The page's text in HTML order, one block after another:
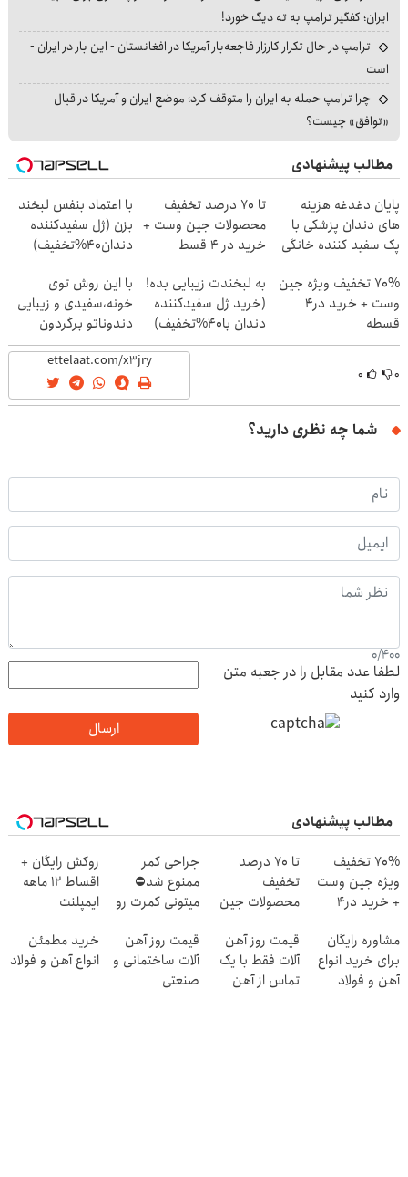
ایران؛ کفگیر ترامپ به ته دیگ خورد!
ترامپ در حال تکرار کارزار فاجعه‌بار آمریکا در افغانستان - این بار در ایران -
است
چرا ترامپ حمله به ایران را متوقف کرد؛ موضع ایران و آمریکا در قبال
«توافق» چیست؟
مطالب پیشنهادی
پایان دغدغه هزینه
های دندان پزشکی با
پک سفید کننده خانگی
تا 70 درصد تخفیف
محصولات جین وست +
خرید در 4 قسط
با اعتماد بنفس لبخند
بزن (ژل سفیدکننده
دندان40%تخفیف)
70% تخفیف ویژه جین
وست + خرید در4
قسطه
به لبخندت زیبایی بده!
(خرید ژل سفیدکننده
دندان با40%تخفیف)
با این روش توی
خونه،سفیدی و زیبایی
دندوناتو برگردون
(40%off)
۰ ۰
شما چه نظری دارید؟
0/400
لطفا عدد مقابل را در جعبه متن
وارد کنید
ارسال
مطالب پیشنهادی
70% تخفیف
ویژه جین وست
+ خرید در4
تا 70 درصد
تخفیف
محصولات جین
4 قسط
جراحی کمر
ممنوع شد⛔
میتونی کمرت رو
کنی! 👈🏻
پرسش‌نامه
روکش رایگان +
اقساط ۱۲ ماهه
ایمپلنت
مشاوره رایگان
برای خرید انواع
آهن و فولاد
قیمت روز آهن
آلات فقط با یک
تماس از آهن
قیمت روز آهن
آلات ساختمانی و
صنعتی
خرید مطمئن
انواع آهن و فولاد